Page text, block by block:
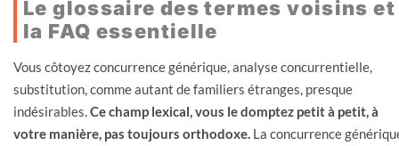
Le glossaire des termes voisins et
la FAQ essentielle
Vous côtoyez concurrence générique, analyse concurrentielle,
substitution, comme autant de familiers étranges, presque
indésirables.Ce champ lexical, vous le domptez petit à petit, à
votre manière, pas toujours orthodoxe. La concurrence